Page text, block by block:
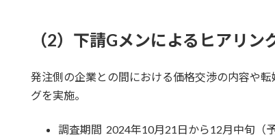
（2）下請Gメンによるヒアリン
発注側の企業との間における価格交渉の内容や
グを実施。
調査期間 2024年10月21日から12月中旬（予